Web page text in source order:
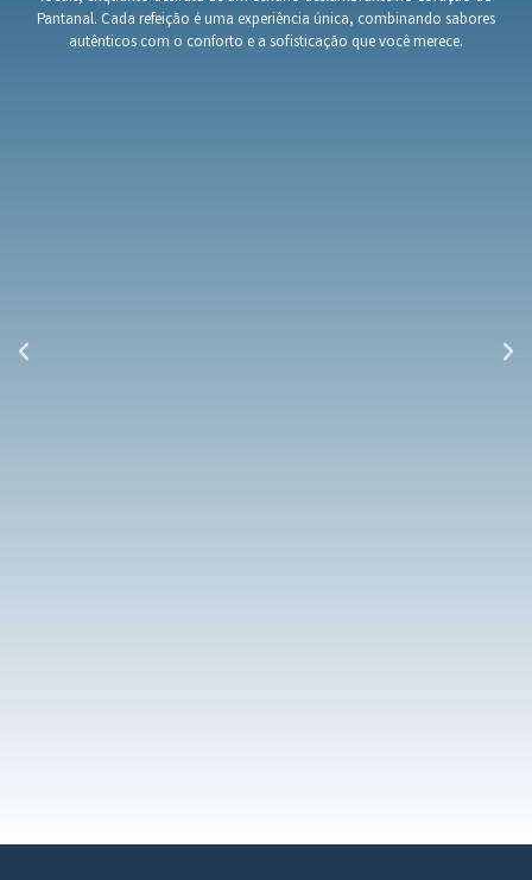
Pantanal. Cada refeição é uma experiência única, combinando sabores
autênticos com o conforto e a sofisticação que você merece.